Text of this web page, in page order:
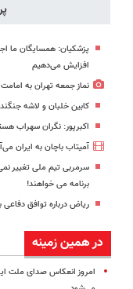
پزشکیان: همسایگان ما
افزایش می‌دهیم
نماز جمعه تهران به
کابین خلبان و لاشه جنگنده اف ۱۵ آمریکایی که توسط ایران
اکبرپور: نگران سهراب
آمیتاب باچان به ایران
سرمربی تیم ملی تغییر
برنامه می خواهند!
ریاض درباره توافق دفاعی
در همین زمینه
امروز انعکاس صدای ملت